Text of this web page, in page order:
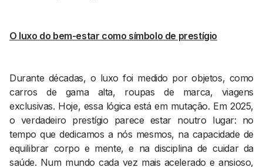
O luxo do bem-estar como símbolo de prestígio
Durante décadas, o luxo foi medido por objetos, como
carros de gama alta, roupas de marca, viagens
exclusivas. Hoje, essa lógica está em mutação. Em 2025,
o verdadeiro prestígio parece estar noutro lugar: no
tempo que dedicamos a nós mesmos, na capacidade de
equilibrar corpo e mente, e na disciplina de cuidar da
saúde. Num mundo cada vez mais acelerado e ansioso,